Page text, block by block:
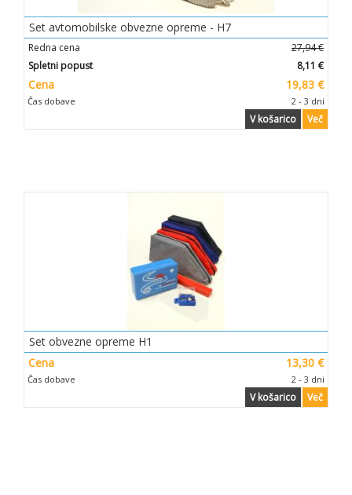
Set avtomobilske obvezne opreme - H7
Redna cena
27,94 €
Spletni popust
8,11 €
Cena 19,83 €
Čas dobave 2 - 3 dni
Več
V košarico
Set obvezne opreme H1
Cena
13,30 €
Čas dobave 2 - 3 dni
Več
V košarico